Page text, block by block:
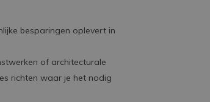
besparingen oplevert in
of architecturale
richten waar je het nodig